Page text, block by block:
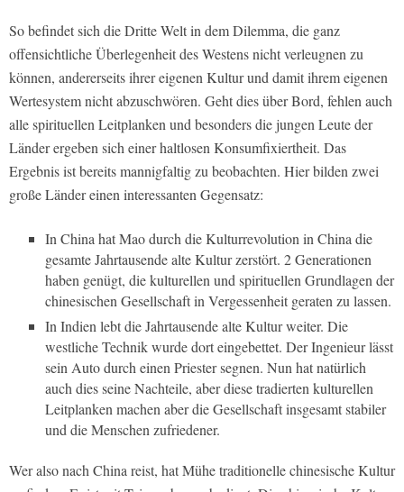
So befindet sich die Dritte Welt in dem Dilemma, die ganz
offensichtliche Überlegenheit des Westens nicht verleugnen zu
können, andererseits ihrer eigenen Kultur und damit ihrem eigenen
Wertesystem nicht abzuschwören. Geht dies über Bord, fehlen auch
alle spirituellen Leitplanken und besonders die jungen Leute der
Länder ergeben sich einer haltlosen Konsumfixiertheit. Das
Ergebnis ist bereits mannigfaltig zu beobachten. Hier bilden zwei
große Länder einen interessanten Gegensatz:
In China hat Mao durch die Kulturrevolution in China die
gesamte Jahrtausende alte Kultur zerstört. 2 Generationen
haben genügt, die kulturellen und spirituellen Grundlagen der
chinesischen Gesellschaft in Vergessenheit geraten zu lassen.
In Indien lebt die Jahrtausende alte Kultur weiter. Die
westliche Technik wurde dort eingebettet. Der Ingenieur lässt
sein Auto durch einen Priester segnen. Nun hat natürlich
auch dies seine Nachteile, aber diese tradierten kulturellen
Leitplanken machen aber die Gesellschaft insgesamt stabiler
und die Menschen zufriedener.
Wer also nach China reist, hat Mühe traditionelle chinesische Kultur